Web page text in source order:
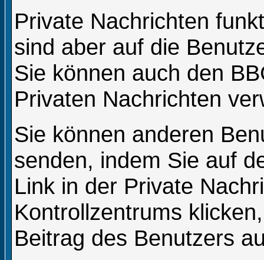
Private Nachrichten
sind aber auf die
Sie können auch den
Privaten Nachrichten
Sie können anderen
senden, indem Sie auf
Link in der Private
Kontrollzentrums
Beitrag des Benutzers